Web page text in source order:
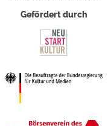
Gefördert durch